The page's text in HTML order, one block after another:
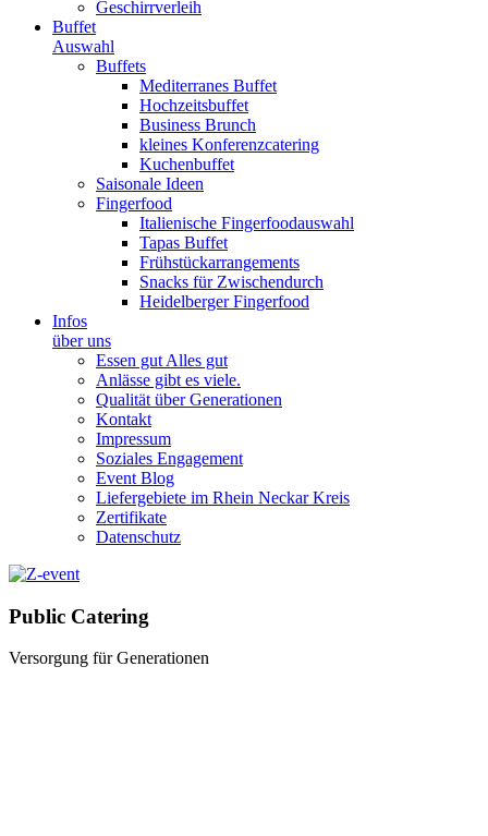
Geschirrverleih
Buffet
Auswahl
Buffets
Mediterranes Buffet
Hochzeitsbuffet
Business Brunch
kleines Konferenzcatering
Kuchenbuffet
Saisonale Ideen
Fingerfood
Italienische Fingerfoodauswahl
Tapas Buffet
Frühstückarrangements
Snacks für Zwischendurch
Heidelberger Fingerfood
Infos
über uns
Essen gut Alles gut
Anlässe gibt es viele.
Qualität über Generationen
Kontakt
Impressum
Soziales Engagement
Event Blog
Liefergebiete im Rhein Neckar Kreis
Zertifikate
Datenschutz
Public Catering
Versorgung für Generationen